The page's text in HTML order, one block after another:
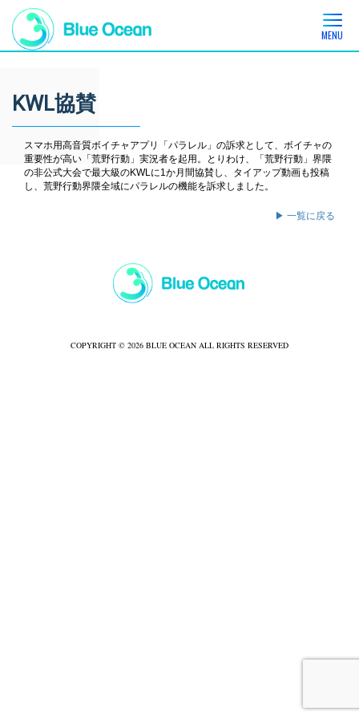
MENU
KWL協賛
スマホ用高音質ボイチャアプリ「パラレル」の訴求として、ボイチャの
重要性が高い「荒野行動」実況者を起用。とりわけ、「荒野行動」界隈
の非公式大会で最大級のKWLに1か月間協賛し、タイアップ動画も投稿
し、荒野行動界隈全域にパラレルの機能を訴求しました。
▶ 一覧に戻る
COPYRIGHT © 2026 BLUE OCEAN ALL RIGHTS RESERVED